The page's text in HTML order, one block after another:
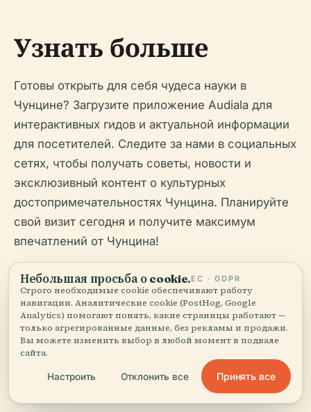
Узнать больше
Готовы открыть для себя чудеса науки в
Чунцине? Загрузите приложение Audiala для
интерактивных гидов и актуальной информации
для посетителей. Следите за нами в социальных
сетях, чтобы получать советы, новости и
эксклюзивный контент о культурных
достопримечательностях Чунцина. Планируйте
свой визит сегодня и получите максимум
впечатлений от Чунцина!
Послушайте полную историю в приложении
Небольшая просьба о cookie.ЕС · GDPR
Строго необходимые cookie обеспечивают работу
навигации. Аналитические cookie (PostHog, Google
Analytics) помогают понять, какие страницы работают —
только агрегированные данные, без рекламы и продажи.
Вы можете изменить выбор в любой момент в подвале
сайта.
Настроить Отклонить все Принять все